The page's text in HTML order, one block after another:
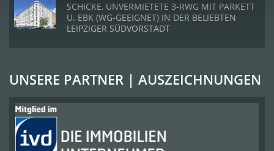
SCHICKE, UNVERMIETETE 3-RWG MIT PARKETT
U. EBK (WG-GEEIGNET) IN DER BELIEBTEN
LEIPZIGER SÜDVORSTADT
UNSERE PARTNER | AUSZEICHNUNGEN